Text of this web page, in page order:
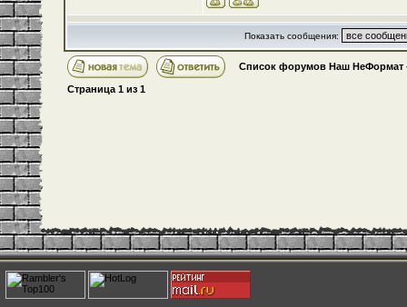
Показать сообщения:
Список форумов Наш НеФормат
Страница 1 из 1